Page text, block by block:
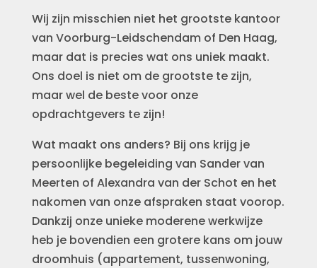
Wij zijn misschien niet het grootste kantoor
van Voorburg-Leidschendam of Den Haag,
maar dat is precies wat ons uniek maakt.
Ons doel is niet om de grootste te zijn,
maar wel de beste voor onze
opdrachtgevers te zijn!
Wat maakt ons anders? Bij ons krijg je
persoonlijke begeleiding van Sander van
Meerten of Alexandra van der Schot en het
nakomen van onze afspraken staat voorop.
Dankzij onze unieke moderene werkwijze
heb je bovendien een grotere kans om jouw
droomhuis (appartement, tussenwoning,